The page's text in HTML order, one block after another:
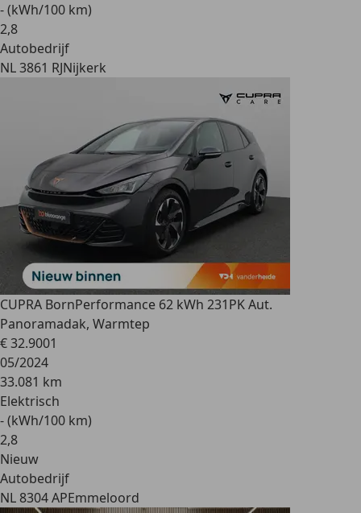
- (kWh/100 km)
2,8
Autobedrijf
NL 3861 RJNijkerk
CUPRA BornPerformance 62 kWh 231PK Aut.
Panoramadak, Warmtep
€ 32.9001
05/2024
33.081 km
Elektrisch
- (kWh/100 km)
2,8
Nieuw
Autobedrijf
NL 8304 APEmmeloord